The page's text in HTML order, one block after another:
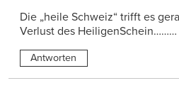
Die „heile Schweiz“ trifft es
Verlust des HeiligenSchein………
Antworten